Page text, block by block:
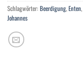
Schlagwörter: Beerdigung,Enten,
Johannes